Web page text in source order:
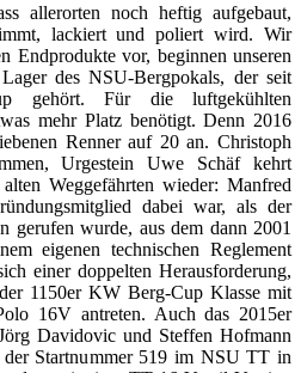
allerorten noch heftig aufgebaut,
lackiert und poliert wird. Wir
Endprodukte vor, beginnen unseren
des NSU-Bergpokals, der seit
gehört. Für die luftgekühlten
mehr Platz benötigt. Denn 2016
Renner auf 20 an. Christoph
Urgestein Uwe Schäf kehrt
Weggefährten wieder: Manfred
dabei war, als der
gerufen wurde, aus dem dann 2001
eigenen technischen Reglement
einer doppelten Herausforderung,
1150er KW Berg-Cup Klasse mit
16V antreten. Auch das 2015er
Davidovic und Steffen Hofmann
Startnummer 519 im NSU TT in